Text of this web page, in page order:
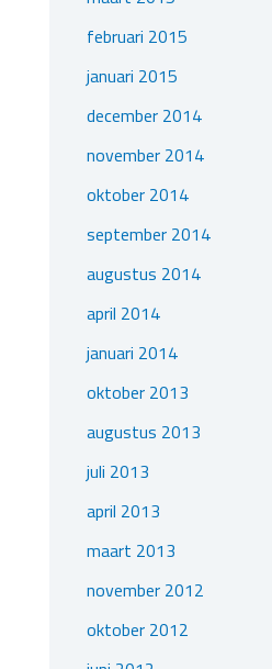
februari 2015
januari 2015
december 2014
november 2014
oktober 2014
september 2014
augustus 2014
april 2014
januari 2014
oktober 2013
augustus 2013
juli 2013
april 2013
maart 2013
november 2012
oktober 2012